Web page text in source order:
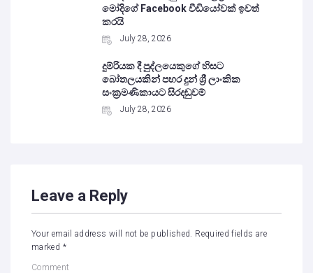
මෝදිගේ Facebook වීඩියෝවක් ඉවත්
කරයි
July 28, 2026
දුම්රියක දී පුද්ලයෙකුගේ හිසට
බෝතලයකින් පහර දුන් ශ්‍රී ලාංකික
සංක්‍රමණිකායට සිරදඬුවම්
July 28, 2026
Leave a Reply
Your email address will not be published. Required fields are
marked *
Comment